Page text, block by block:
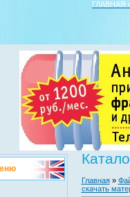
ГЛАВНАЯ
Главная»
скачать